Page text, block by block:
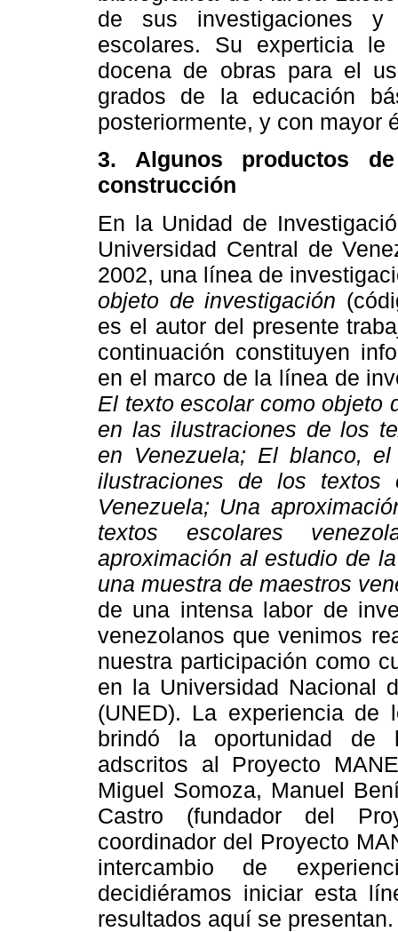
de sus investigaciones
escolares. Su experticia
docena de obras para el
grados de la educación
posteriormente, y con mayor
3. Algunos productos
construcción
En la Unidad de
Universidad Central de
2002, una línea de
objeto de investigación
es el autor del presente
continuación constituyen
en el marco de la línea de
El texto escolar como objeto
en las ilustraciones de los
en Venezuela; El blanco,
ilustraciones de los textos
Venezuela; Una
textos escolares
aproximación al estudio de
una muestra de maestros
de una intensa labor de
venezolanos que venimos
nuestra participación como
en la Universidad Nacional
(UNED). La experiencia de
brindó la oportunidad de
adscritos al Proyecto
Miguel Somoza, Manuel
Castro (fundador del
coordinador del Proyecto
intercambio de
decidiéramos iniciar esta
resultados aquí se presentan.